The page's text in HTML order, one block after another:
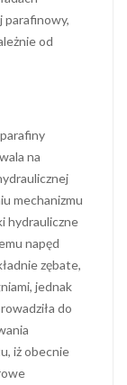
parafinowy,
od
na
mechanizmu
hydrauliczne
napęd
zębate,
jednak
do
iż obecnie